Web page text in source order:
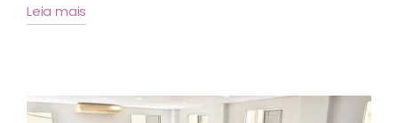
Leia mais